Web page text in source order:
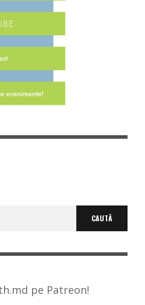
pe Patreon!